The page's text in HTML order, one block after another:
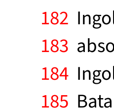
182
183
184
185